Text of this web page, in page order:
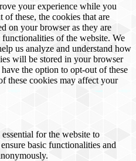
your experience while you
these, the cookies that are
on your browser as they are
of the website. We
us analyze and understand how
will be stored in your browser
the option to opt-out of these
these cookies may affect your
for the website to
basic functionalities and